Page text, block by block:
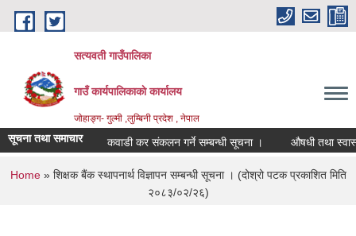
Skip to main content
सत्यवती गाउँपालिका
गाउँ कार्यपालिकाकाे कार्यालय
जाेहाङ्ग- गुल्मी ,लुम्बिनी प्रदेश , नेपाल
सूचना तथा समाचार कवाडी कर संकलन गर्ने सम्बन्धी सूचना । औषधी तथा स्वास्थ्य
You are here
Home» शिक्षक बैंक स्थापनार्थ विज्ञापन सम्बन्धी सूचना । (दोश्रो पटक प्रकाशित मिति
२०८३/०२/२६)